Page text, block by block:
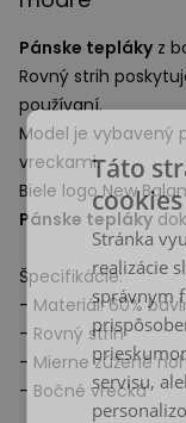
Pánske teplákyz
Rovný strih
používaní.
Model je vybavený
vreckami.
Biele logo New
Pánske tepláky
Špecifikácie:
- Materiál: 60%
- Rovný strih
- Mierne zúžené
- Bočné vrecká
Táto
cookies
Stránka
realizácie
správnym
servisu,